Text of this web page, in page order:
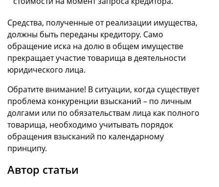
Средства, полученные от реализации имущества,
должны быть переданы кредитору. Само
обращение иска на долю в общем имуществе
прекращает участие товарища в деятельности
юридического лица.
Обратите внимание! В ситуации, когда существует
проблема конкуренции взысканий – по личным
долгами или по обязательствам лица как полного
товарища, необходимо учитывать порядок
обращения взысканий по календарному
принципу.
Автор статьи